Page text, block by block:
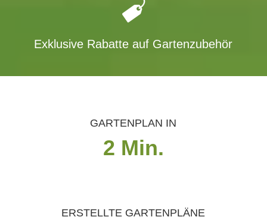
Exklusive Rabatte auf Gartenzubehör
GARTENPLAN IN
2 Min.
ERSTELLTE GARTENPLÄNE